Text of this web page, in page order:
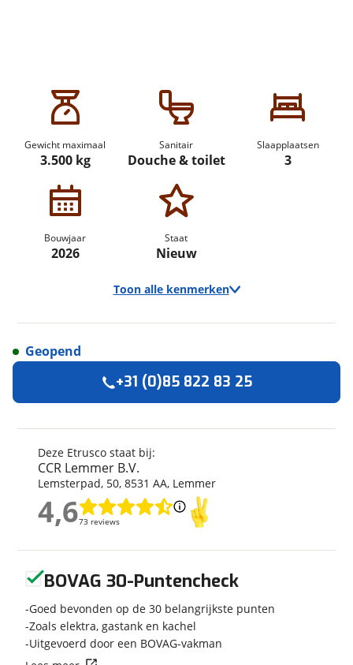
Gewicht maximaal
3.500 kg
Sanitair
Douche & toilet
Slaapplaatsen
3
Bouwjaar
2026
Staat
Nieuw
Toon alle kenmerken
Merk
Etrusco
Automerk camper
Fiat
Model
Uitvoering
Bouwjaar
2026
Carrosserievorm
Busmodel
Nieuw of occasion
Nieuw
Techniek
Transmissie
Deze Etrusco staat bij:
CCR Lemmer B.V.
Lemsterpad, 50, 8531 AA, Lemmer
4,673 reviews
4,6
Geopend
+31 (0)85 822 83 25
BOVAG 30-Puntencheck
Goed bevonden op de 30 belangrijkste punten
Zoals elektra, gastank en kachel
Uitgevoerd door een BOVAG-vakman